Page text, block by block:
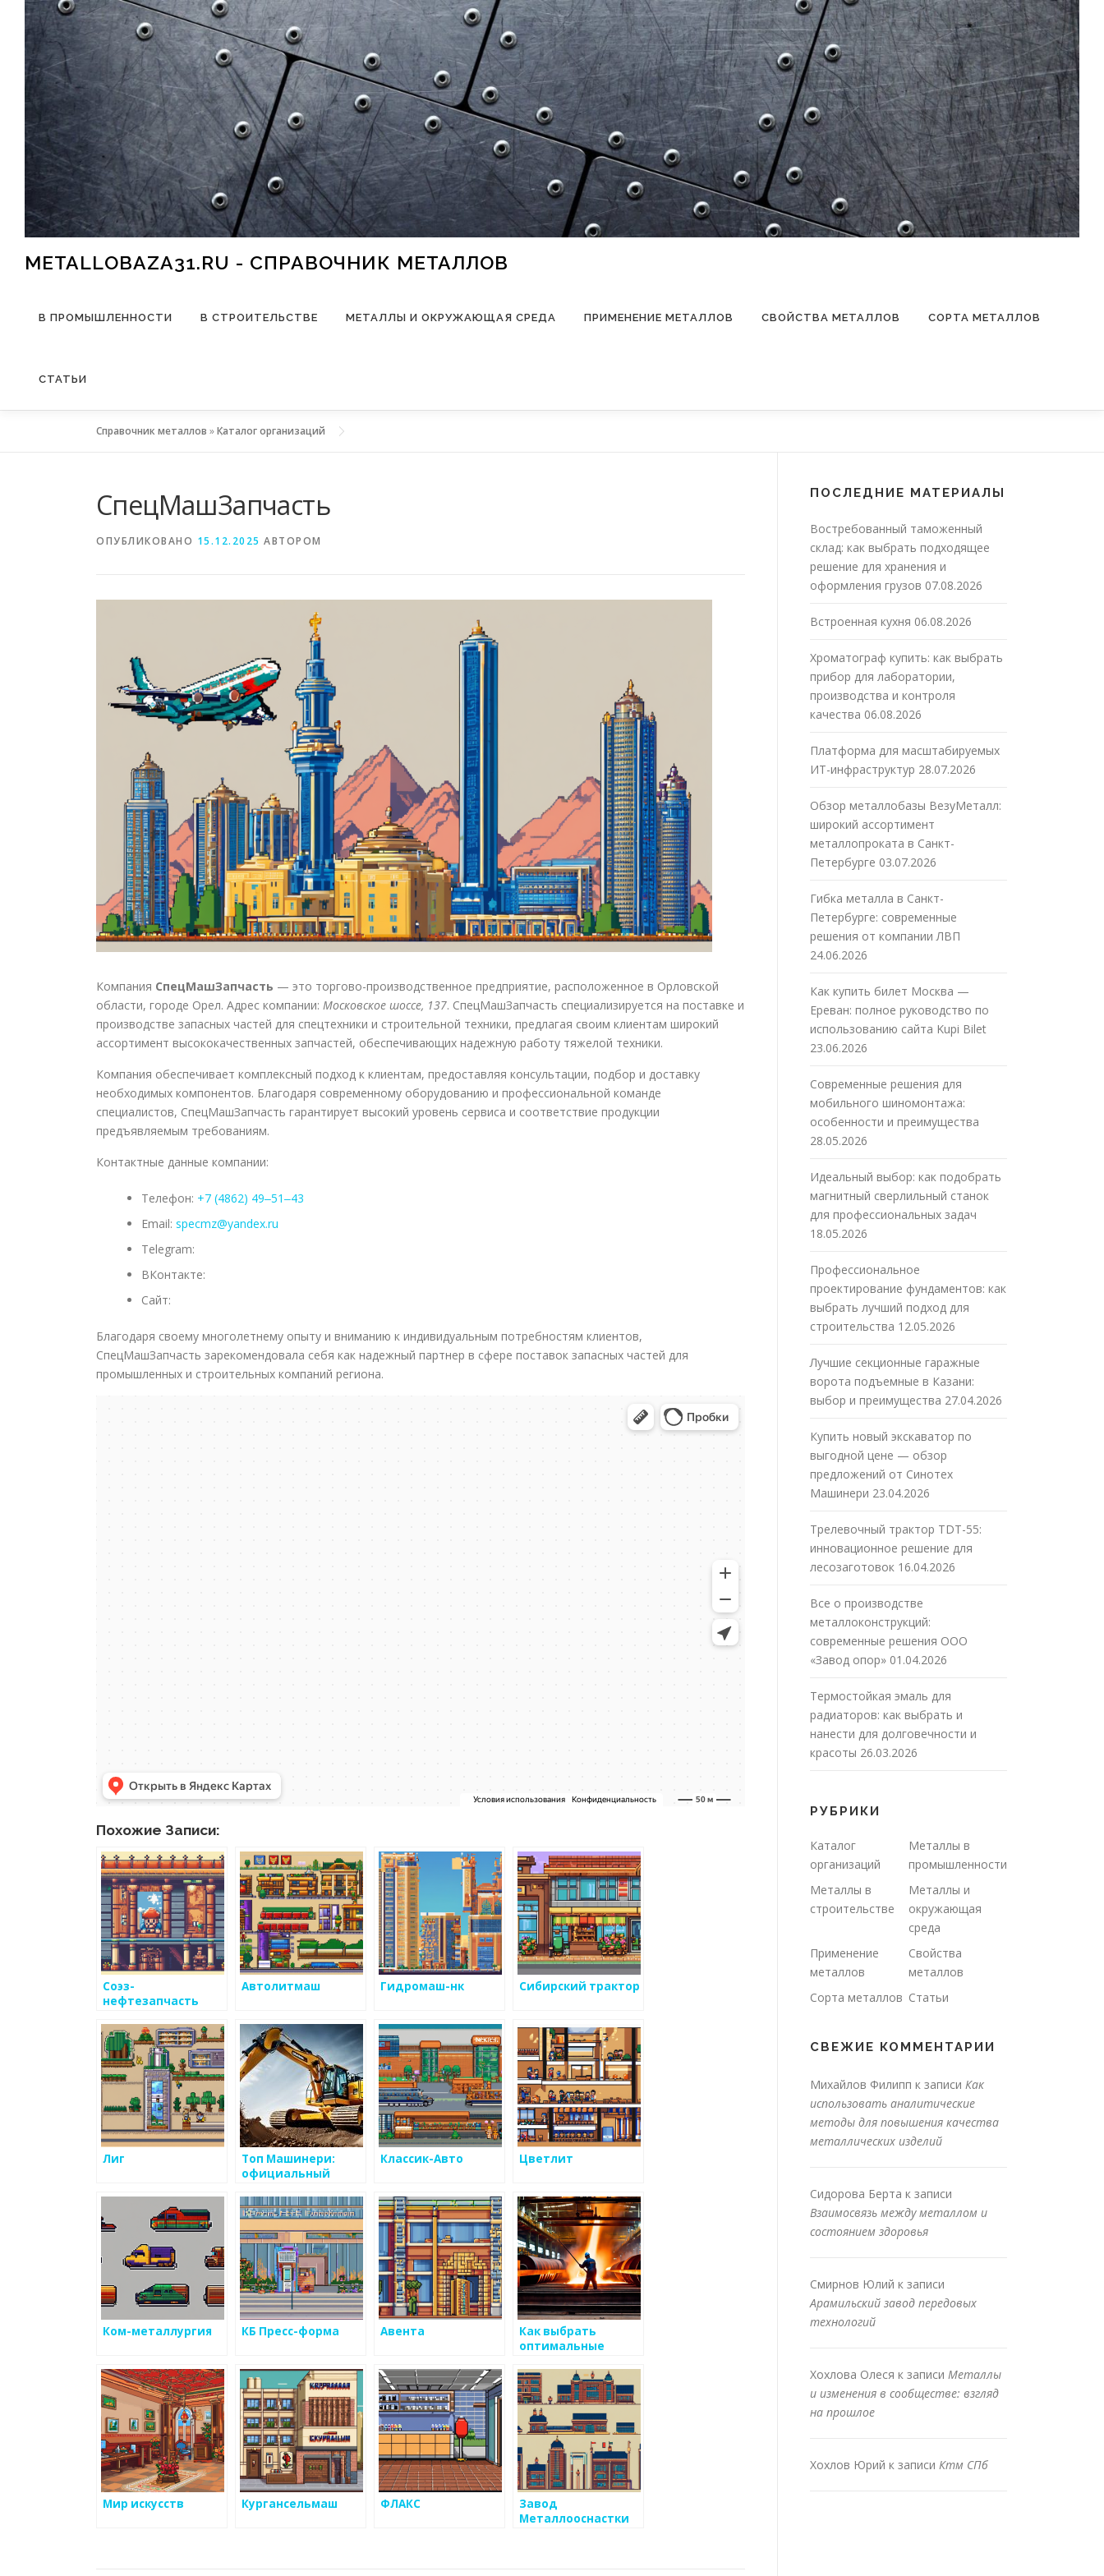
Перейти к содержимому
METALLOBAZA31.RU - СПРАВОЧНИК МЕТАЛЛОВ
В ПРОМЫШЛЕННОСТИ В СТРОИТЕЛЬСТВЕ МЕТАЛЛЫ И ОКРУЖАЮЩАЯ СРЕДА ПРИМЕНЕНИЕ МЕТАЛЛОВ СВОЙСТВА МЕТАЛЛОВ СОРТА МЕТАЛЛОВ
СТАТЬИ
Справочник металлов »Каталог организаций
СпецМашЗапчасть
ОПУБЛИКОВАНО 15.12.2025 АВТОРОМ
Компания СпецМашЗапчасть — это торгово-производственное предприятие, расположенное в Орловской
области, городе Орел. Адрес компании: Московское шоссе, 137. СпецМашЗапчасть специализируется на поставке и
производстве запасных частей для спецтехники и строительной техники, предлагая своим клиентам широкий
ассортимент высококачественных запчастей, обеспечивающих надежную работу тяжелой техники.
Компания обеспечивает комплексный подход к клиентам, предоставляя консультации, подбор и доставку
необходимых компонентов. Благодаря современному оборудованию и профессиональной команде
специалистов, СпецМашЗапчасть гарантирует высокий уровень сервиса и соответствие продукции
предъявляемым требованиям.
Контактные данные компании:
Телефон: +7 (4862) 49‒51‒43
Email: specmz@yandex.ru
Telegram:
ВКонтакте:
Сайт:
Благодаря своему многолетнему опыту и вниманию к индивидуальным потребностям клиентов,
СпецМашЗапчасть зарекомендовала себя как надежный партнер в сфере поставок запасных частей для
промышленных и строительных компаний региона.
Похожие Записи:
Соэз-
нефтезапчасть
Автолитмаш Гидромаш-нк Сибирский трактор
Лиг
Топ Машинери:
официальный
продажам
спецтехники и
запасных частей
Классик-Авто Цветлит
Ком-металлургия КБ Пресс-форма Авента
Как выбрать
оптимальные
ремессом для
металоизделий
Мир искусств Кургансельмаш ФЛАКС
Завод
Металлооснастки
ПОСЛЕДНИЕ МАТЕРИАЛЫ
Востребованный таможенный
склад: как выбрать подходящее
решение для хранения и
оформления грузов 07.08.2026
Встроенная кухня 06.08.2026
Хроматограф купить: как выбрать
прибор для лаборатории,
производства и контроля
качества 06.08.2026
Платформа для масштабируемых
ИТ-инфраструктур 28.07.2026
Обзор металлобазы ВезуМеталл:
широкий ассортимент
металлопроката в Санкт-
Петербурге 03.07.2026
Гибка металла в Санкт-
Петербурге: современные
решения от компании ЛВП
24.06.2026
Как купить билет Москва —
Ереван: полное руководство по
использованию сайта Kupi Bilet
23.06.2026
Современные решения для
мобильного шиномонтажа:
особенности и преимущества
28.05.2026
Идеальный выбор: как подобрать
магнитный сверлильный станок
для профессиональных задач
18.05.2026
Профессиональное
проектирование фундаментов: как
выбрать лучший подход для
строительства 12.05.2026
Лучшие секционные гаражные
ворота подъемные в Казани:
выбор и преимущества 27.04.2026
Купить новый экскаватор по
выгодной цене — обзор
предложений от Синотех
Машинери 23.04.2026
Трелевочный трактор TDT-55:
инновационное решение для
лесозаготовок 16.04.2026
Все о производстве
металлоконструкций:
современные решения ООО
«Завод опор» 01.04.2026
Термостойкая эмаль для
радиаторов: как выбрать и
нанести для долговечности и
красоты 26.03.2026
РУБРИКИ
Каталог
организаций
Металлы в
промышленности
Металлы в
строительстве
Металлы и
окружающая
среда
Применение
металлов
Свойства
металлов
Сорта металлов Статьи
СВЕЖИЕ КОММЕНТАРИИ
Михайлов Филипп к записи Как
использовать аналитические
методы для повышения качества
металлических изделий
Сидорова Берта к записи
Взаимосвязь между металлом и
состоянием здоровья
Смирнов Юлий к записи
Арамильский завод передовых
технологий
Хохлова Олеся к записи Металлы
и изменения в сообществе: взгляд
на прошлое
Хохлов Юрий к записи Ктм СПб